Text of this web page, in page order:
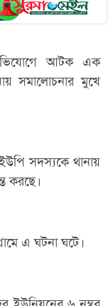
আটক এক
সমালোচনার মুখে
সদস্যকে থানায়
করছে।
এ ঘটনা ঘটে।
ইউনিয়নের ৬ নম্বর